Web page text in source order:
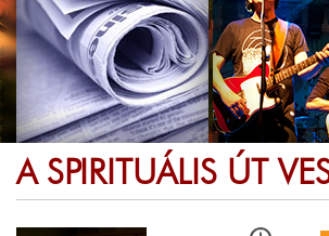
A SPIRITUÁLIS ÚT